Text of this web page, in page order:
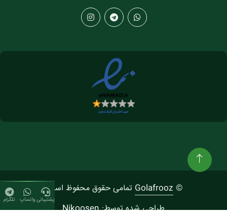
پشتیبانیواتساپ تلگرام
©
Golafrooz تمامی حقوق محفوظ است.
طراحی شده توسط:Nikoosen